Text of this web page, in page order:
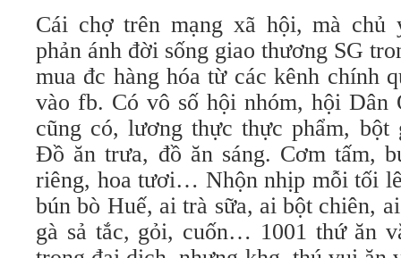
Cái chợ trên mạng xã hội, mà chủ
phản ánh đời sống giao thương SG
mua đc hàng hóa từ các kênh chính
vào fb. Có vô số hội nhóm, hội
cũng có, lương thực thực phẩm, bột
Đồ ăn trưa, đồ ăn sáng. Cơm tấm,
riêng, hoa tươi… Nhộn nhịp mỗi tối
bún bò Huế, ai trà sữa, ai bột chiên,
gà sả tắc, gỏi, cuốn… 1001 thứ ăn